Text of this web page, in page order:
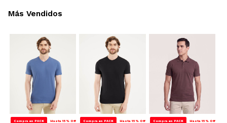
Compra en PACK Hasta 15% Off Compra en PACK Hasta 15% Off Compra en PACK Hasta 15% Off
Más Vendidos